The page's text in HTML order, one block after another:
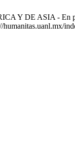
DE ASIA - En